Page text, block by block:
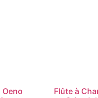
Oeno
Flûte à